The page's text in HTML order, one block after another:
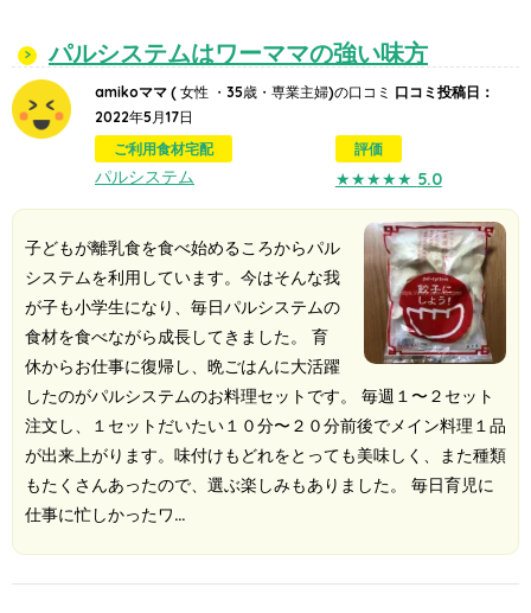
パルシステムはワーママの強い味方
amikoママ ( 女性 ・35歳・専業主婦)の口コミ 口コミ投稿日：
2022年5月17日
ご利用食材宅配
パルシステム
評価
★★★★★ 5.0
子どもが離乳食を食べ始めるころからパル
システムを利用しています。今はそんな我
が子も小学生になり、毎日パルシステムの
食材を食べながら成長してきました。 育
休からお仕事に復帰し、晩ごはんに大活躍
したのがパルシステムのお料理セットです。 毎週１〜２セット
注文し、１セットだいたい１０分〜２０分前後でメイン料理１品
が出来上がります。味付けもどれをとっても美味しく、また種類
もたくさんあったので、選ぶ楽しみもありました。 毎日育児に
仕事に忙しかったワ…